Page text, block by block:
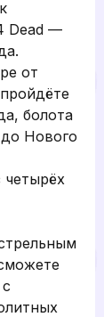
Dead —
от
болота
Нового
четырёх